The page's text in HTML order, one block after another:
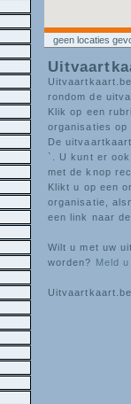
geen locaties
rondom de
Klik op een
organisaties
De
`. U kunt er
met de knop
Klikt u op een
organisatie,
een link naar
Wilt u met uw
worden? Meld